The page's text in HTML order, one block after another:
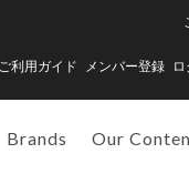
ご利用ガイド メンバー登録
Brands Our